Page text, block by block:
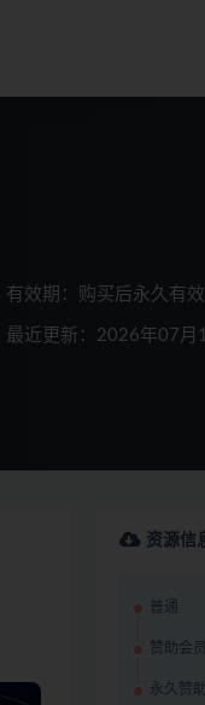
有效期：购买后永久有效
最近更新：2026年07月
资源信
普通
赞助会员
永久赞